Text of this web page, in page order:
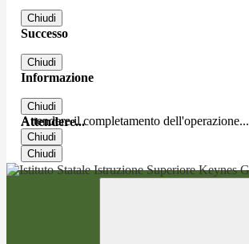
Chiudi
Successo
Chiudi
Informazione
Chiudi
Attendere...
Attendere il completamento dell'operazione...
Chiudi
Chiudi